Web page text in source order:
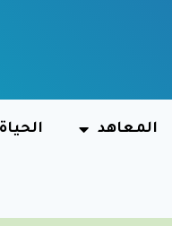
المعاهد